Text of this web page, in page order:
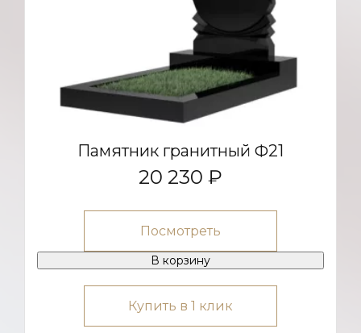
Памятник гранитный Ф21
20 230 ₽
Посмотреть
В корзину
Купить в 1 клик